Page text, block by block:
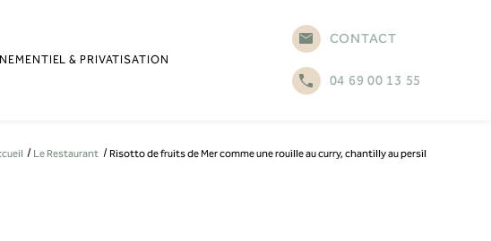
& PRIVATISATION
CONTACT
04 69 00 13 55
Le Restaurant Risotto de fruits de Mer comme une rouille au curry, chantilly au persil